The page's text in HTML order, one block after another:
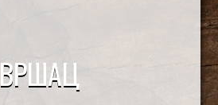
ВРШАЦ